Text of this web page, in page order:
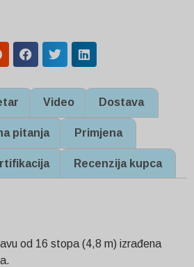
Video Dostava
pitanja Primjena
Recenzija kupca
od 16 stopa (4,8 m) izrađena